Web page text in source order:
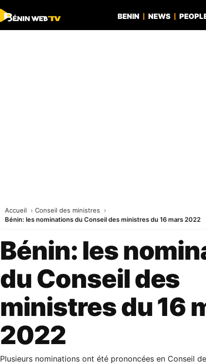
BENIN NEWS
Accueil
Conseil des ministres
Bénin: les nominations du Conseil des ministres du 16 mars 2022
Bénin: les
du Conseil des
ministres du 16
2022
Plusieurs nominations ont été prononcées en Conseil